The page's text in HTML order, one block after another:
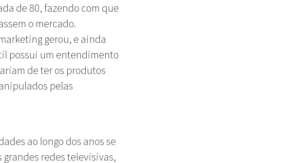
de 80, fazendo com que
o mercado.
gerou, e ainda
possui um entendimento
de ter os produtos
pelas
ao longo dos anos se
redes televisivas,